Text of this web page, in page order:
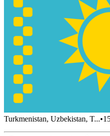
Turkmenistan, Uzbekistan, T...•